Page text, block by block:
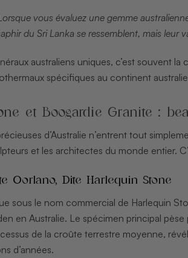
vous évaluez une gemme
du Sri Lanka se ressemblent, mais
australiens uniques, c’est souvent
spécifiques au continent
et Boogardie Granite :
d’Australie n’entrent tout
et les architectes du monde entier.
Oorlano, Dite Harlequin Stone
sous le nom commercial de Harlequin
en Australie. Le spécimen principal
de la croûte terrestre moyenne,
d’années.